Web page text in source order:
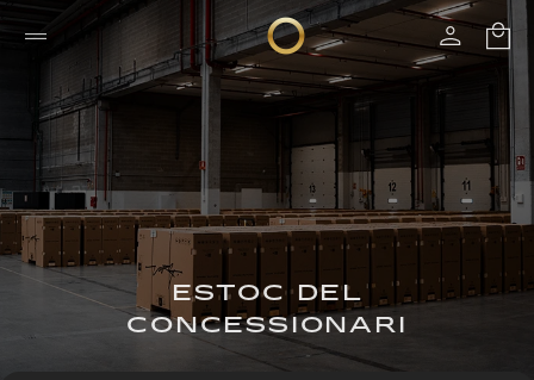
ESTOC DEL
CONCESSIONARI